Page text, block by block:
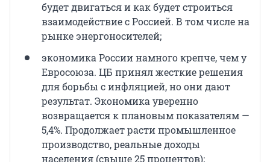
будет двигаться и как будет строиться
взаимодействие с Россией. В том числе на
рынке энергоносителей;
экономика России намного крепче, чем у
Евросоюза. ЦБ принял жесткие решения
для борьбы с инфляцией, но они дают
результат. Экономика уверенно
возвращается к плановым показателям —
5,4%. Продолжает расти промышленное
производство, реальные доходы
населения (свыше 25 процентов);